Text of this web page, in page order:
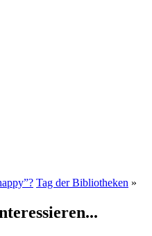
Tag der Bibliotheken »